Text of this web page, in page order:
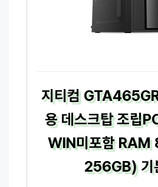
지티컴
용 데스크탑 조립
WIN미포함 RAM
256GB) 기